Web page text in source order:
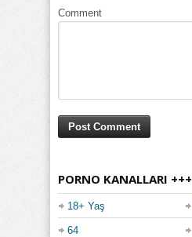
Comment
PORNO KANALLARI +++
18+ Yaş
64